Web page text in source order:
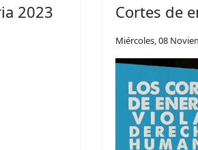
2023 Cortes de
Miércoles, 08